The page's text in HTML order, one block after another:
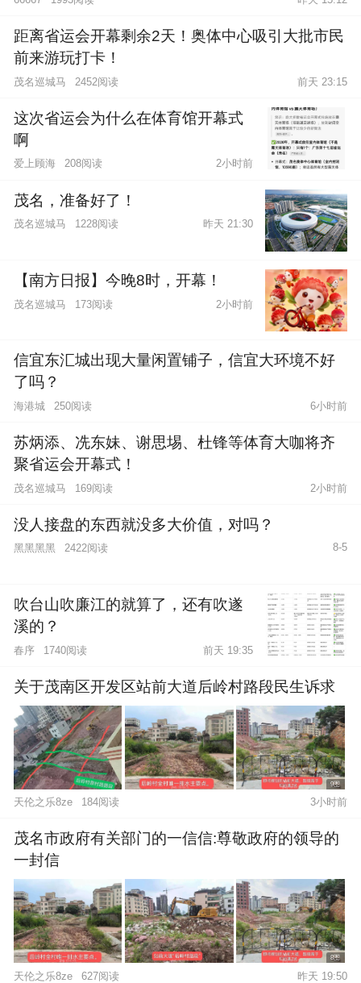
距离省运会开幕剩余2天！奥体中心吸引大批市民
前来游玩打卡！
茂名巡城马 2452阅读 前天 23:15
这次省运会为什么在体育馆开幕式
啊
爱上顾海 208阅读 2小时前
茂名，准备好了！
茂名巡城马 1228阅读 昨天 21:30
【南方日报】今晚8时，开幕！
茂名巡城马 173阅读 2小时前
信宜东汇城出现大量闲置铺子，信宜大环境不好
了吗？
海港城 250阅读 6小时前
苏炳添、冼东妹、谢思埸、杜锋等体育大咖将齐
聚省运会开幕式！
茂名巡城马 169阅读 2小时前
没人接盘的东西就没多大价值，对吗？
黑黑黑黑 2422阅读 8-5
吹台山吹廉江的就算了，还有吹遂
溪的？
春序 1740阅读 前天 19:35
关于茂南区开发区站前大道后岭村路段民生诉求
9图
天伦之乐8ze 184阅读 3小时前
茂名市政府有关部门的一信信:尊敬政府的领导的
一封信
8图
天伦之乐8ze 627阅读 昨天 19:50